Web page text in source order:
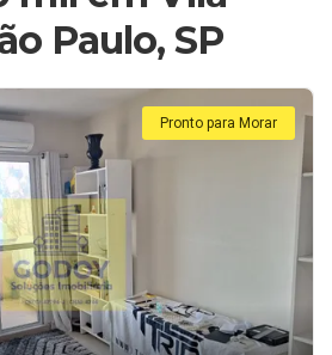
Paulo, SP
Pronto para Morar